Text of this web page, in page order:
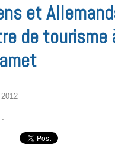
et
de tourisme